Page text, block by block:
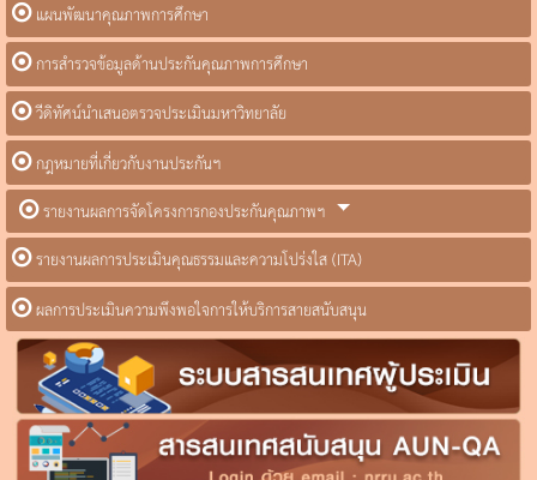
แผนพัฒนาคุณภาพการศึกษา
การสำรวจข้อมูลด้านประกันคุณภาพการศึกษา
วีดิทัศน์นำเสนอตรวจประเมินมหาวิทยาลัย
กฎหมายที่เกี่ยวกับงานประกันฯ
รายงานผลการจัดโครงการกองประกันคุณภาพฯ
รายงานผลการประเมินคุณธรรมและความโปร่งใส (ITA)
ผลการประเมินความพึงพอใจการให้บริการสายสนับสนุน